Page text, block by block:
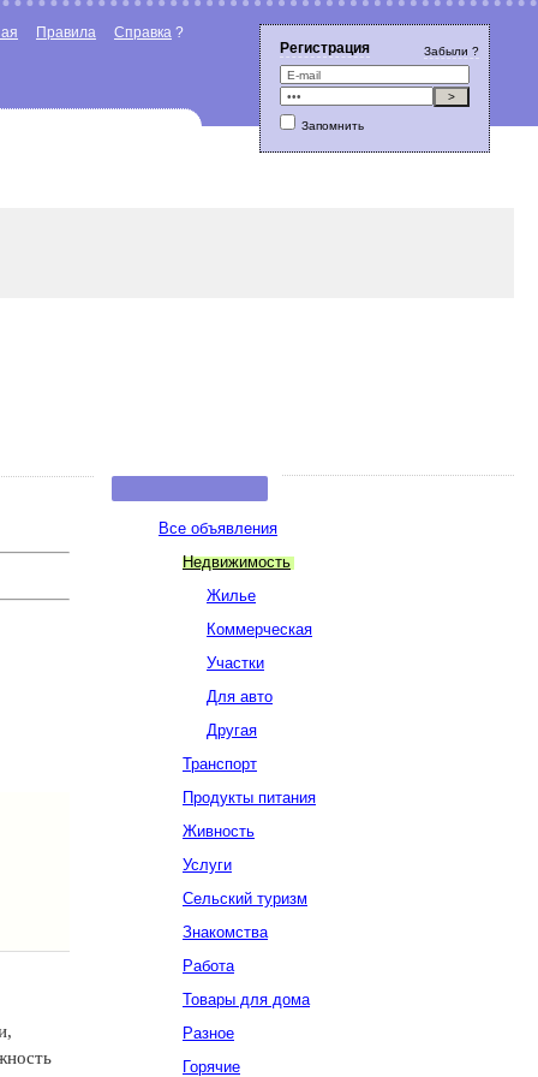
Правила Справка ?
Регистрация
Забыли ?
Запомнить
Все объявления
Недвижимость
Жилье
Коммерческая
Участки
Для авто
Другая
Транспорт
Продукты питания
Живность
Услуги
Сельский туризм
Знакомства
Работа
Товары для дома
Разное
Горячие